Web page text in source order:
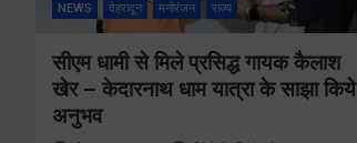
NEWS देहरादून मनोरंजन राज्य
सीएम धामी से मिले प्रसिद्ध गायक कैलाश
खेर – केदारनाथ धाम यात्रा के साझा किये
अनुभव